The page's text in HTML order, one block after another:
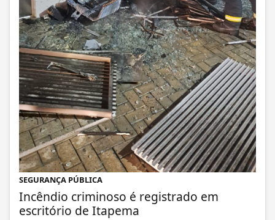
SEGURANÇA PÚBLICA
Incêndio criminoso é registrado em
escritório de Itapema